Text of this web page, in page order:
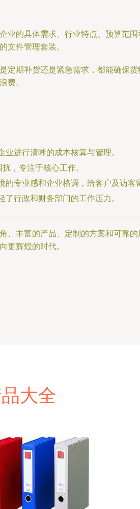
的具体需求、行业特点、预算范
文件管理套装。
期补货还是紧急需求，都能确保
费。
进行清晰的成本核算与管理。
，专注于核心工作。
专业感和企业格调，给客户及访客
行政和财务部门的工作压力。
丰富的产品、定制的方案和可靠
更辉煌的时代。
大全